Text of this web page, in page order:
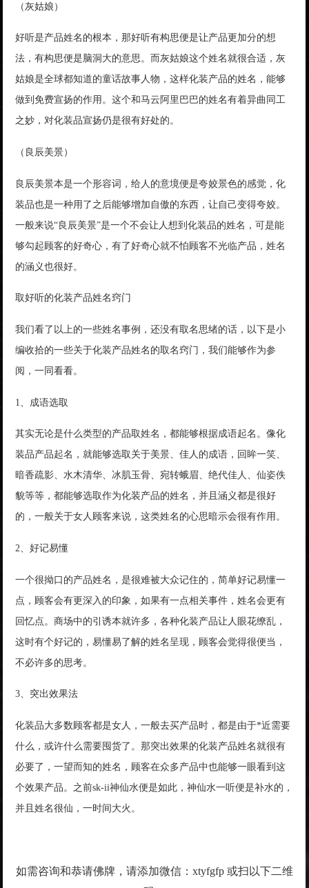
（灰姑娘）
好听是产品姓名的根本，那好听有构思便是让产品更加分的想
法，有构思便是脑洞大的意思。而灰姑娘这个姓名就很合适，灰
姑娘是全球都知道的童话故事人物，这样化装产品的姓名，能够
做到免费宣扬的作用。这个和马云阿里巴巴的姓名有着异曲同工
之妙，对化装品宣扬仍是很有好处的。
（良辰美景）
良辰美景本是一个形容词，给人的意境便是夸姣景色的感觉，化
装品也是一种用了之后能够增加自傲的东西，让自己变得夸姣。
一般来说“良辰美景”是一个不会让人想到化装品的姓名，可是能
够勾起顾客的好奇心，有了好奇心就不怕顾客不光临产品，姓名
的涵义也很好。
取好听的化装产品姓名窍门
我们看了以上的一些姓名事例，还没有取名思绪的话，以下是小
编收拾的一些关于化装产品姓名的取名窍门，我们能够作为参
阅，一同看看。
1、成语选取
其实无论是什么类型的产品取姓名，都能够根据成语起名。像化
装品产品起名，就能够选取关于美景、佳人的成语，回眸一笑、
暗香疏影、水木清华、冰肌玉骨、宛转蛾眉、绝代佳人、仙姿佚
貌等等，都能够选取作为化装产品的姓名，并且涵义都是很好
的，一般关于女人顾客来说，这类姓名的心思暗示会很有作用。
2、好记易懂
一个很拗口的产品姓名，是很难被大众记住的，简单好记易懂一
点，顾客会有更深入的印象，如果有一点相关事件，姓名会更有
回忆点。商场中的引诱本就许多，各种化装产品让人眼花缭乱，
这时有个好记的，易懂易了解的姓名呈现，顾客会觉得很便当，
不必许多的思考。
3、突出效果法
化装品大多数顾客都是女人，一般去买产品时，都是由于*近需要
什么，或许什么需要囤货了。那突出效果的化装产品姓名就很有
必要了，一望而知的姓名，顾客在众多产品中也能够一眼看到这
个效果产品。之前sk-ii神仙水便是如此，神仙水一听便是补水的，
并且姓名很仙，一时间大火。
如需咨询和恭请佛牌，请添加微信：xtyfgfp 或扫以下二维